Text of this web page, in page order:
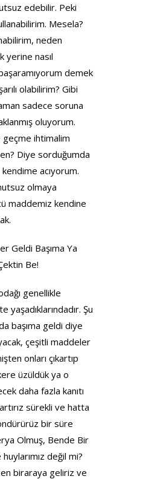
edebilir. Peki
Mesela?
neden
yerine nasıl
demek
olabilirim? Gibi
sadece soruna
oluyorum.
geçme ihtimalim
Diye sorduğumda
acıyorum.
olmaya
maddemiz kendine
Geldi Başıma Ya
Be!
genellikle
Şu
başıma geldi diye
çeşitli maddeler
onları çıkartıp
üzüldük ya o
daha fazla kanıtı
sürekli ve hatta
bir süre
Olmuş, Bende Bir
değil mi?
biraraya geliriz ve